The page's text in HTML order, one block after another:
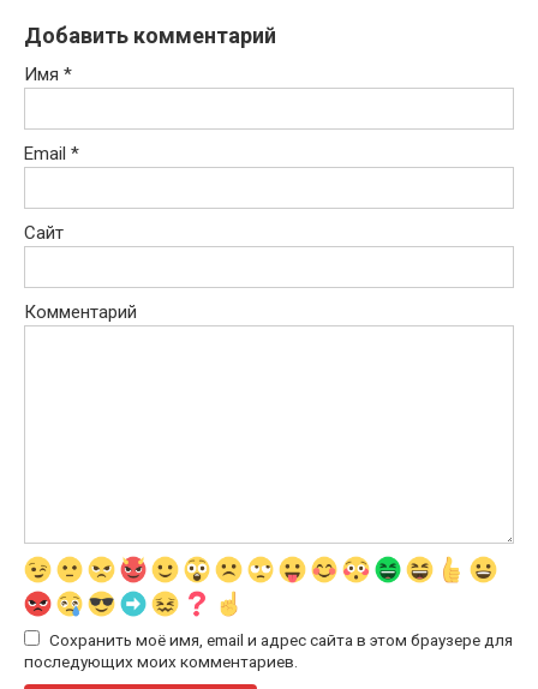
Добавить комментарий
Имя *
Email *
Сайт
Комментарий
Сохранить моё имя, email и адрес сайта в этом браузере для
последующих моих комментариев.